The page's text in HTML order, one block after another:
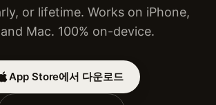
or lifetime. Works on iPhone,
Mac. 100% on-device.
App Store에서 다운로드